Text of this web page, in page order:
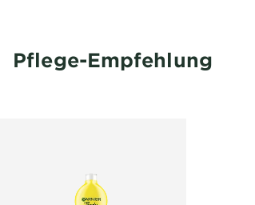
Pflege-Empfehlung